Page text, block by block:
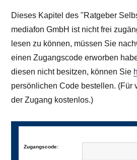
Dieses Kapitel des "Ratgeber
mediafon GmbH ist nicht frei
lesen zu können, müssen Sie
einen Zugangscode erworben
diesen nicht besitzen, können Sie
persönlichen Code bestellen. (Für
der Zugang kostenlos.)
Zugangscode: